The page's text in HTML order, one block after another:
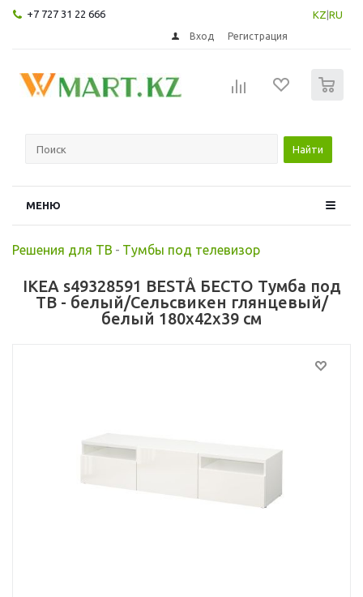
+7 727 31 22 666 KZ RU
Вход Регистрация
Найти
МЕНЮ
Решения для ТВ - Тумбы под телевизор
IKEA s49328591 BESTÅ БЕСТО Тумба под
ТВ - белый/Сельсвикен глянцевый/
белый 180x42x39 см